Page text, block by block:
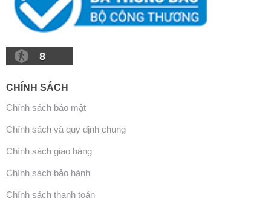
8
CHÍNH SÁCH
Chính sách bảo mật
Chính sách và quy định chung
Chính sách giao hàng
Chính sách bảo hành
Chính sách thanh toán